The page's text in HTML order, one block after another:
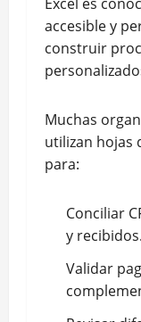
accesible y
construir
Muchas
utilizan hojas
para:
Conciliar
y recibidos.
Validar